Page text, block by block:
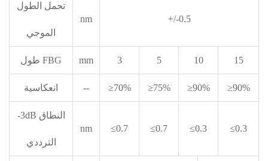
تحمل الطول
الموجي
nm +/-0.5
طول FBG mm 3 5 10 15
انعكاسية -- ≥70% ≥75% ≥90% ≥90%
-3dB النطاق
الترددي
nm ≤0.7 ≤0.7 ≤0.3 ≤0.3